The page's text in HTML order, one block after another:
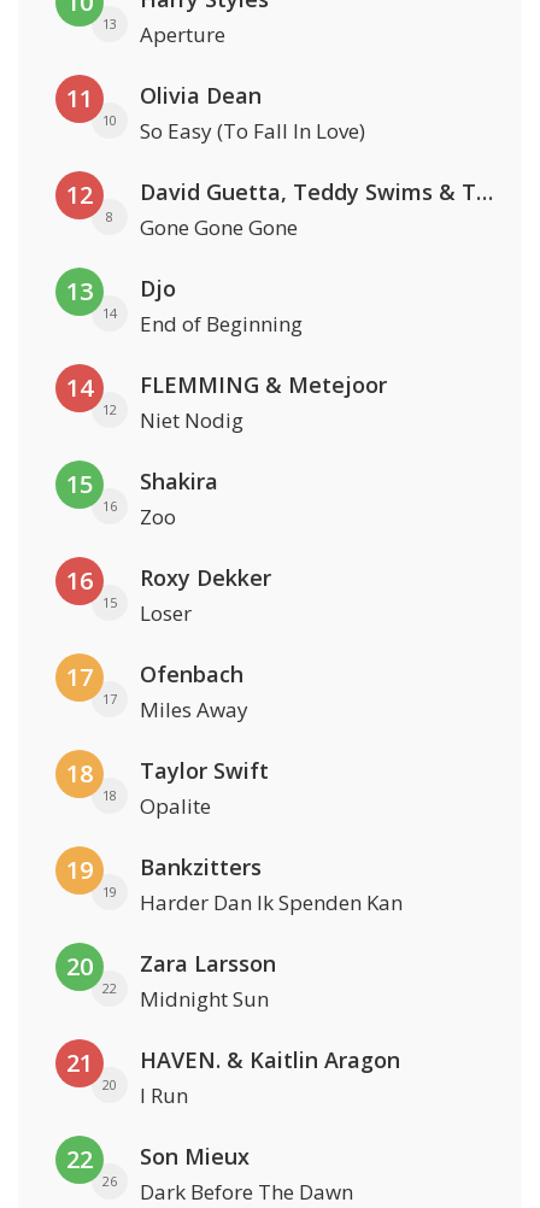
13 Aperture
11
10
Olivia Dean
So Easy (To Fall In Love)
12
8
David Guetta, Teddy Swims & Tones And I
Gone Gone Gone
13
14
Djo
End of Beginning
14
12
FLEMMING & Metejoor
Niet Nodig
15
16
Shakira
Zoo
16
15
Roxy Dekker
Loser
17
17
Ofenbach
Miles Away
18
18
Taylor Swift
Opalite
19
19
Bankzitters
Harder Dan Ik Spenden Kan
20
22
Zara Larsson
Midnight Sun
21
20
HAVEN. & Kaitlin Aragon
I Run
22
26
Son Mieux
Dark Before The Dawn